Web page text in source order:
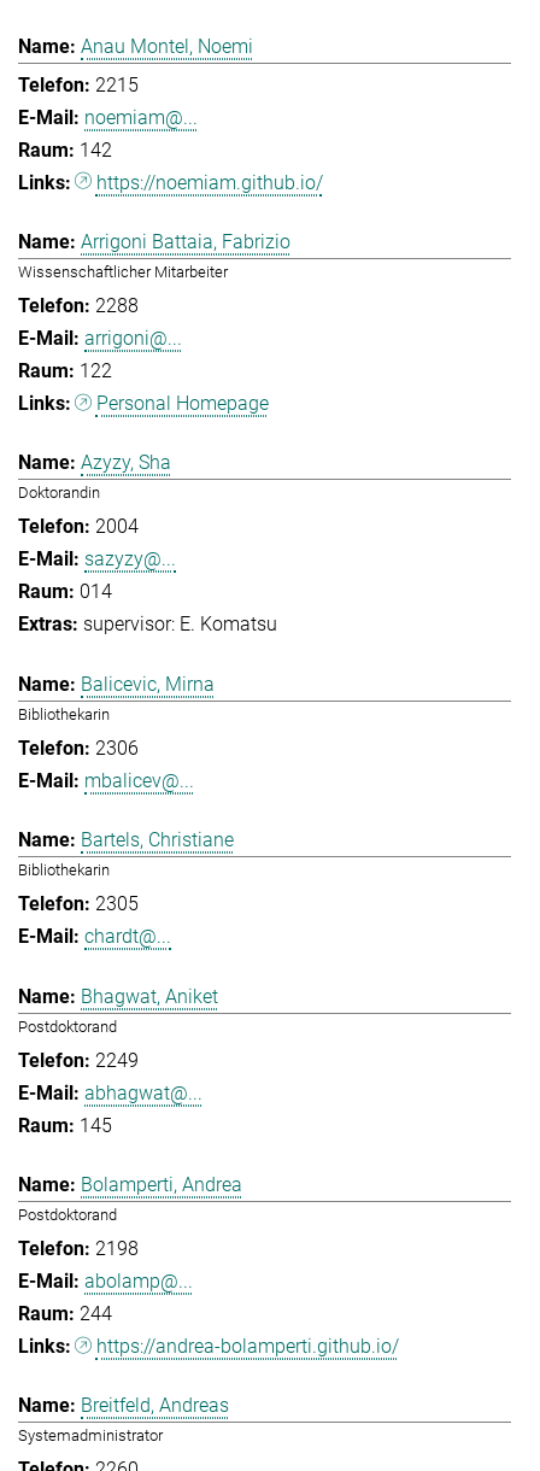
Anau Montel, Noemi
2215
noemiam@...
142
https://noemiam.github.io/
Arrigoni Battaia, Fabrizio
Wissenschaftlicher Mitarbeiter
2288
arrigoni@...
122
Personal Homepage
Azyzy, Sha
Doktorandin
2004
sazyzy@...
014
supervisor: E. Komatsu
Balicevic, Mirna
Bibliothekarin
2306
mbalicev@...
Bartels, Christiane
Bibliothekarin
2305
chardt@...
Bhagwat, Aniket
Postdoktorand
2249
abhagwat@...
145
Bolamperti, Andrea
Postdoktorand
2198
abolamp@...
244
https://andrea-bolamperti.github.io/
Breitfeld, Andreas
Systemadministrator